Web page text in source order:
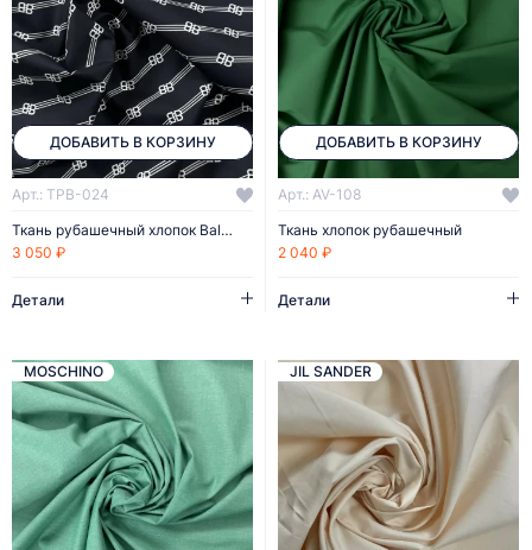
ДОБАВИТЬ В КОРЗИНУ
Арт.: TPB-024
Ткань рубашечный хлопок Balenciaga
3 050 ₽
Детали
ДОБАВИТЬ В КОРЗИНУ
Арт.: AV-108
Ткань хлопок рубашечный
2 040 ₽
Детали
MOSCHINO JIL SANDER